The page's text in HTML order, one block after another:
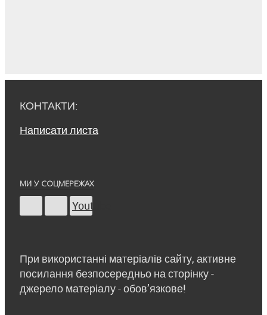
КОНТАКТИ:
Написати листа
МИ У СОЦМЕРЕЖАХ
Youtube
При використанні матеріалів сайту, активне
посилання безпосередньо на сторінку -
джерело матеріалу - обов’язкове!